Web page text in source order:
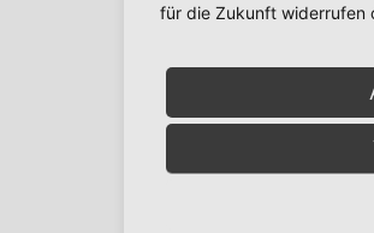
für die Zukunft widerrufen